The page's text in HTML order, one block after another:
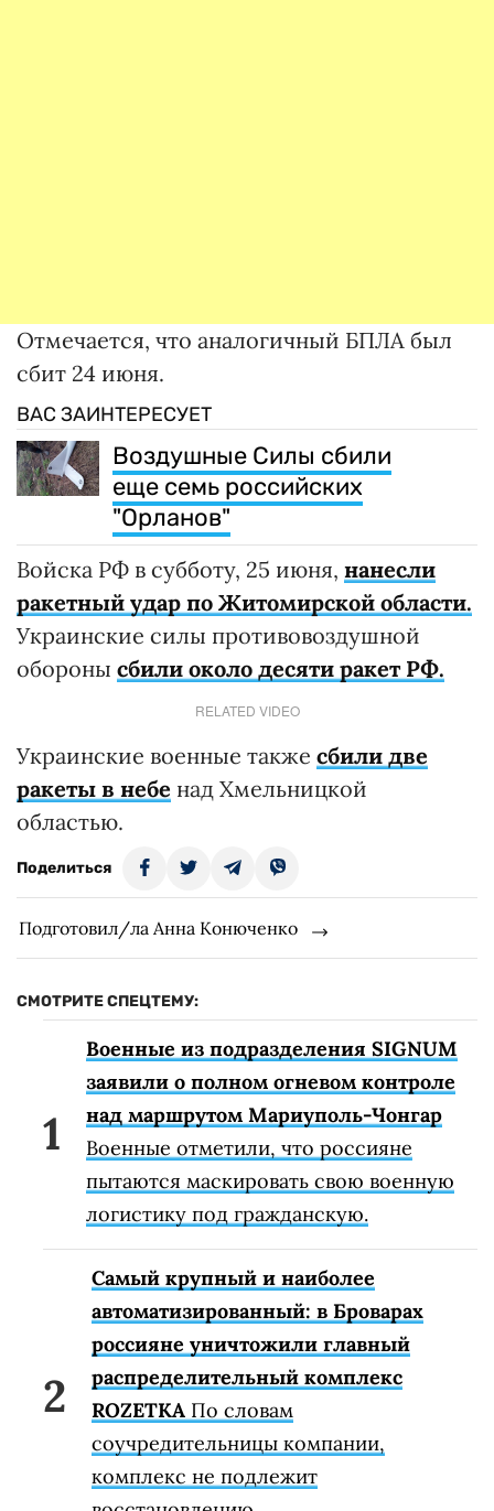
Отмечается, что аналогичный БПЛА был
сбит 24 июня.
ВАС ЗАИНТЕРЕСУЕТ
Воздушные Силы сбили
еще семь российских
"Орланов"
Войска РФ в субботу, 25 июня, нанесли
ракетный удар по Житомирской области.
Украинские силы противовоздушной
обороны сбили около десяти ракет РФ.
RELATED VIDEO
Украинские военные также сбили две
ракеты в небе над Хмельницкой
областью.
Поделиться
Подготовил/ла Анна Конюченко
СМОТРИТЕ СПЕЦТЕМУ:
Военные из подразделения SIGNUM
заявили о полном огневом контроле
над маршрутом Мариуполь-Чонгар
Военные отметили, что россияне
пытаются маскировать свою военную
логистику под гражданскую.
Самый крупный и наиболее
автоматизированный: в Броварах
россияне уничтожили главный
распределительный комплекс
ROZETKA По словам
соучредительницы компании,
комплекс не подлежит